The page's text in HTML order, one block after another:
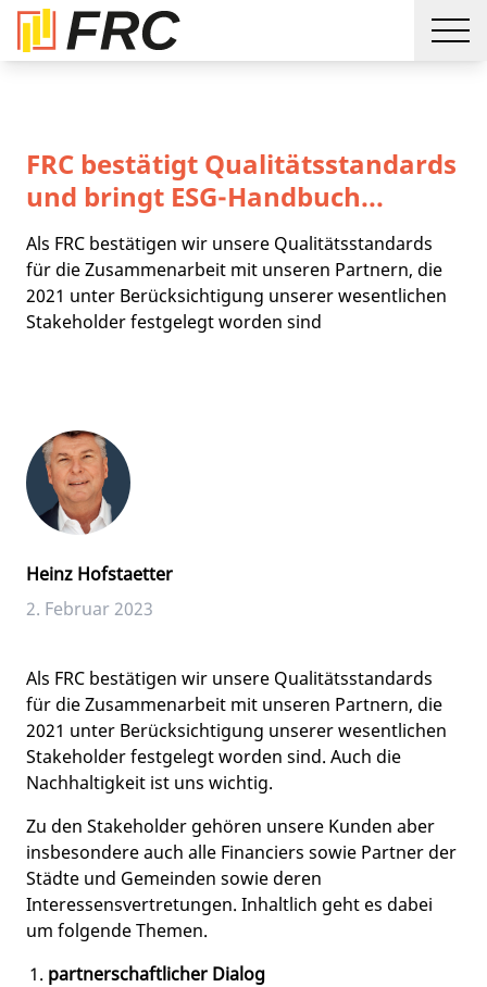
FRC bestätigt Qualitätsstandards
und bringt ESG-Handbuch...
Als FRC bestätigen wir unsere Qualitätsstandards
für die Zusammenarbeit mit unseren Partnern, die
2021 unter Berücksichtigung unserer wesentlichen
Stakeholder festgelegt worden sind
Heinz Hofstaetter
2. Februar 2023
Als FRC bestätigen wir unsere Qualitätsstandards
für die Zusammenarbeit mit unseren Partnern, die
2021 unter Berücksichtigung unserer wesentlichen
Stakeholder festgelegt worden sind. Auch die
Nachhaltigkeit ist uns wichtig.
Zu den Stakeholder gehören unsere Kunden aber
insbesondere auch alle Financiers sowie Partner der
Städte und Gemeinden sowie deren
Interessensvertretungen. Inhaltlich geht es dabei
um folgende Themen.
partnerschaftlicher Dialog